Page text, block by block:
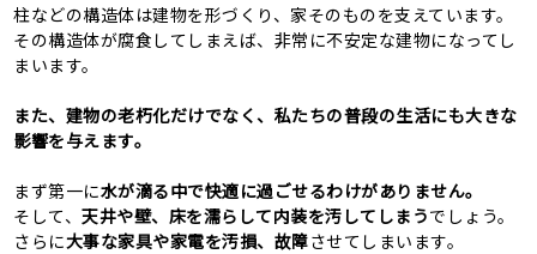
柱などの構造体は建物を形づくり、家そのものを支えています。
その構造体が腐食してしまえば、非常に不安定な建物になってし
まいます。
また、建物の老朽化だけでなく、私たちの普段の生活にも大きな
影響を与えます。
まず第一に水が滴る中で快適に過ごせるわけがありません。
そして、天井や壁、床を濡らして内装を汚してしまうでしょう。
さらに大事な家具や家電を汚損、故障させてしまいます。